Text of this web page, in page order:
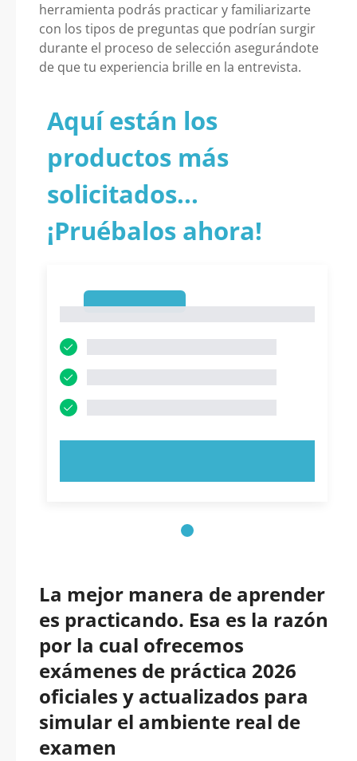
herramienta podrás practicar y familiarizarte
con los tipos de preguntas que podrían surgir
durante el proceso de selección asegurándote
de que tu experiencia brille en la entrevista.
Aquí están los
productos más
solicitados...
¡Pruébalos ahora!
La mejor manera de aprender
es practicando. Esa es la razón
por la cual ofrecemos
exámenes de práctica 2026
oficiales y actualizados para
simular el ambiente real de
examen